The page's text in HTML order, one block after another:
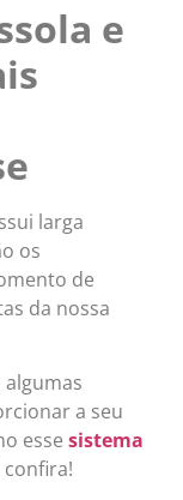
e
larga
os
de
da nossa
a seu
esse sistema
confira!